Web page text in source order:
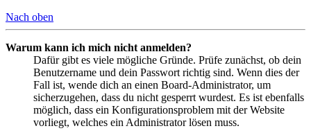
Nach oben
Warum kann ich mich nicht anmelden?
Dafür gibt es viele mögliche Gründe. Prüfe zunächst, ob dein
Benutzername und dein Passwort richtig sind. Wenn dies der
Fall ist, wende dich an einen Board-Administrator, um
sicherzugehen, dass du nicht gesperrt wurdest. Es ist ebenfalls
möglich, dass ein Konfigurationsproblem mit der Website
vorliegt, welches ein Administrator lösen muss.